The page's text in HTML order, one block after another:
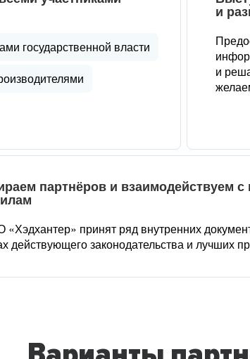
государственной власти
и
и
партнёров и взаимодействуем
принят ряд внутренних
действующего законодательства и лучших